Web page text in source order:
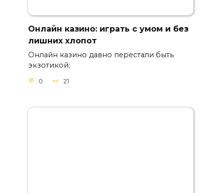
Онлайн казино: играть с умом и без
лишних хлопот
Онлайн казино давно перестали быть
экзотикой;
0 21